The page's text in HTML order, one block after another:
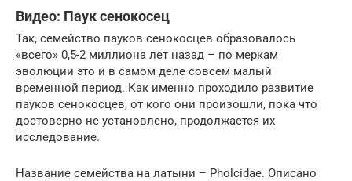
Видео: Паук сенокосец
Так, семейство пауков сенокосцев образовалось
«всего» 0,5-2 миллиона лет назад – по меркам
эволюции это и в самом деле совсем малый
временной период. Как именно проходило развитие
пауков сенокосцев, от кого они произошли, пока что
достоверно не установлено, продолжается их
исследование.
Название семейства на латыни – Pholcidae. Описано